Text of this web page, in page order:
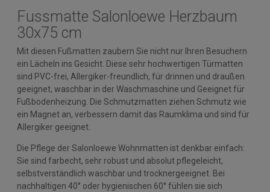
Fussmatte Salonloewe Herzbaum
30x75 cm
Mit diesen Fußmatten zaubern Sie nicht nur Ihren Besuchern
ein Lächeln ins Gesicht. Diese sehr hochwertigen Türmatten
sind PVC-frei, Allergiker-freundlich, für drinnen und draußen
geeignet, waschbar in der Waschmaschine und Geeignet für
Fußbodenheizung. Die Schmutzmatten ziehen Schmutz wie
ein Magnet an, verbessern damit das Raumklima und sind für
Allergiker geeignet.
Die Pflege der Salonloewe Wohnmatten ist denkbar einfach:
Sie sind farbecht, sehr robust und absolut pflegeleicht,
selbstverständlich waschbar und trocknergeeignet. Bei
nachhaltigen 40° oder hygienischen 60° fühlen sie sich